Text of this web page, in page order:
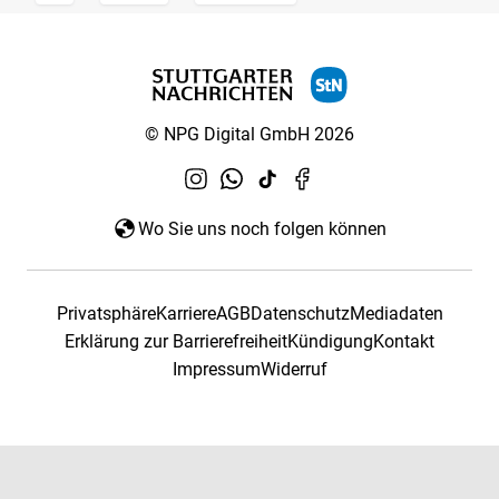
© NPG Digital GmbH 2026
Wo Sie uns noch folgen können
PrivatsphäreKarriereAGBDatenschutzMediadaten
Erklärung zur BarrierefreiheitKündigungKontakt
ImpressumWiderruf